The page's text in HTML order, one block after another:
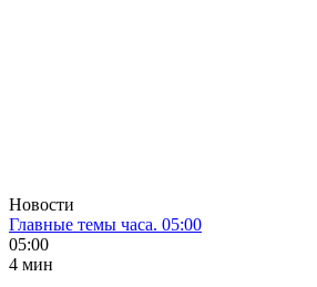
Новости
Главные темы часа. 05:00
05:00
4 мин